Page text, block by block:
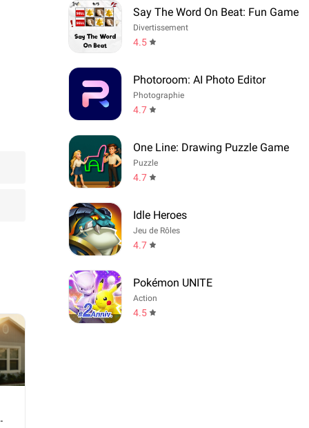
Say The Word On Beat: Fun Game
Divertissement
4.5
Photoroom: AI Photo Editor
Photographie
4.7
One Line: Drawing Puzzle Game
Puzzle
4.7
Idle Heroes
Jeu de Rôles
4.7
Pokémon UNITE
Action
4.5